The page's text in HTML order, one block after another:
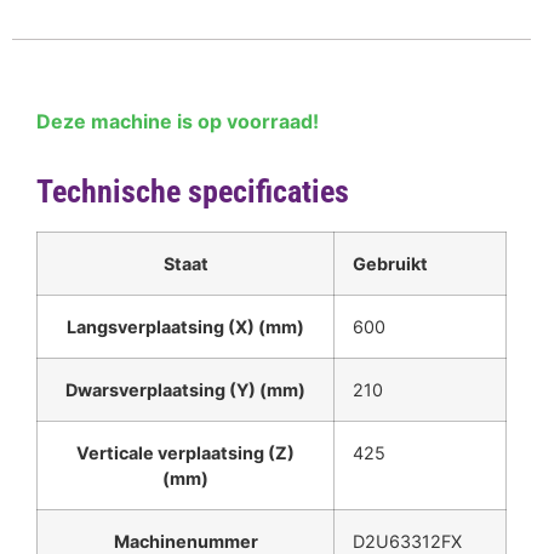
Deze machine is op voorraad!
Technische specificaties
Staat Gebruikt
Langsverplaatsing (X) (mm) 600
Dwarsverplaatsing (Y) (mm) 210
Verticale verplaatsing (Z)
(mm)
425
Machinenummer D2U63312FX